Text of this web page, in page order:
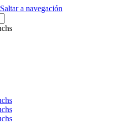
Saltar a navegación